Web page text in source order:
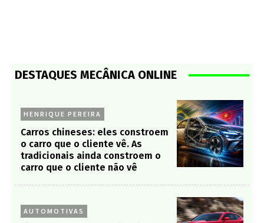
DESTAQUES MECÂNICA ONLINE
HENRIQUE PEREIRA
Carros chineses: eles constroem
o carro que o cliente vê. As
tradicionais ainda constroem o
carro que o cliente não vê
AUTOMOTIVAS